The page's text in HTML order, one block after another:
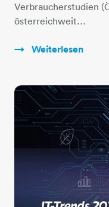
Verbraucherstudien
österreichweit…
Weiterlesen